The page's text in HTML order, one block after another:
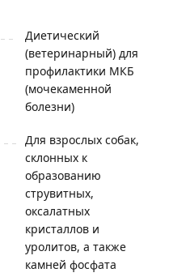
Диетический
(ветеринарный) для
профилактики МКБ
(мочекаменной
болезни)
Для взрослых собак,
склонных к
образованию
струвитных,
оксалатных
кристаллов и
уролитов, а также
камней фосфата